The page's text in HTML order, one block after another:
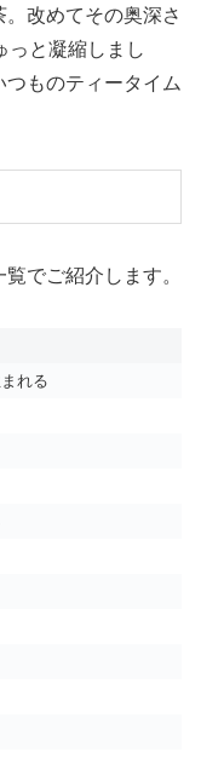
改めてその奥深さ
っと凝縮しまし
ものティータイム
でご紹介します。
れる